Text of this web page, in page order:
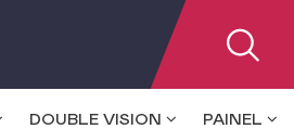
DOUBLE VISION PAINEL